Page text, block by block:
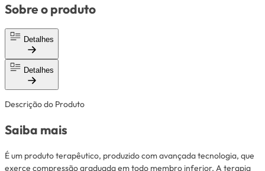
Sobre o produto
Detalhes
Detalhes
Descrição do Produto
Saiba mais
É um produto terapêutico, produzido com avançada tecnologia, que
exerce compressão graduada em todo membro inferior. A terapia